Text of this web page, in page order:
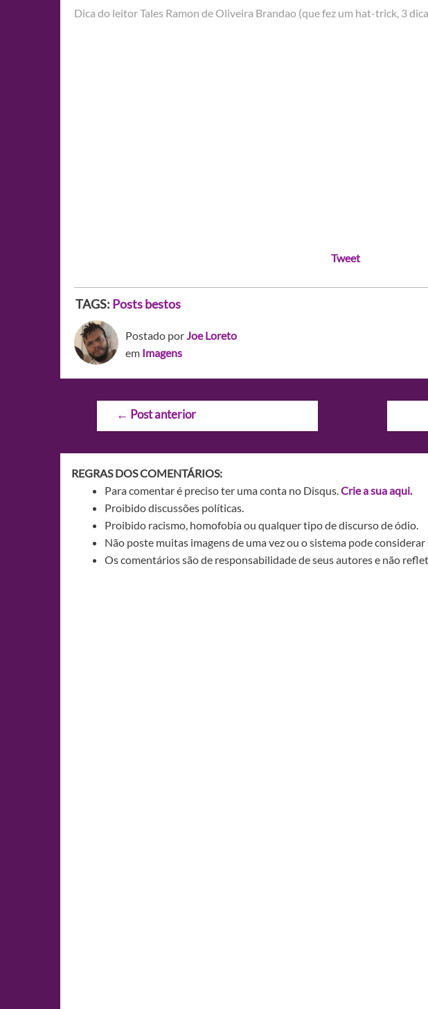
Dica do leitor Tales Ramon de Oliveira Brandao (que fez um hat-trick, 3
Tweet
TAGS: Posts bestos
Postado porJoe Loreto
em Imagens
Navegação
← Post anterior
REGRAS DOS COMENTÁRIOS:
Para comentar é preciso ter uma conta no Disqus.Crie a sua aqui.
Proibido discussões políticas.
Proibido racismo, homofobia ou qualquer tipo de discurso de ódio.
Não poste muitas imagens de uma vez ou o sistema pode considerar
Os comentários são de responsabilidade de seus autores e não